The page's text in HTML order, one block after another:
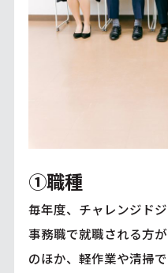
①職種
毎年度、チャレンジド
事務職で就職される方
のほか、軽作業や清掃